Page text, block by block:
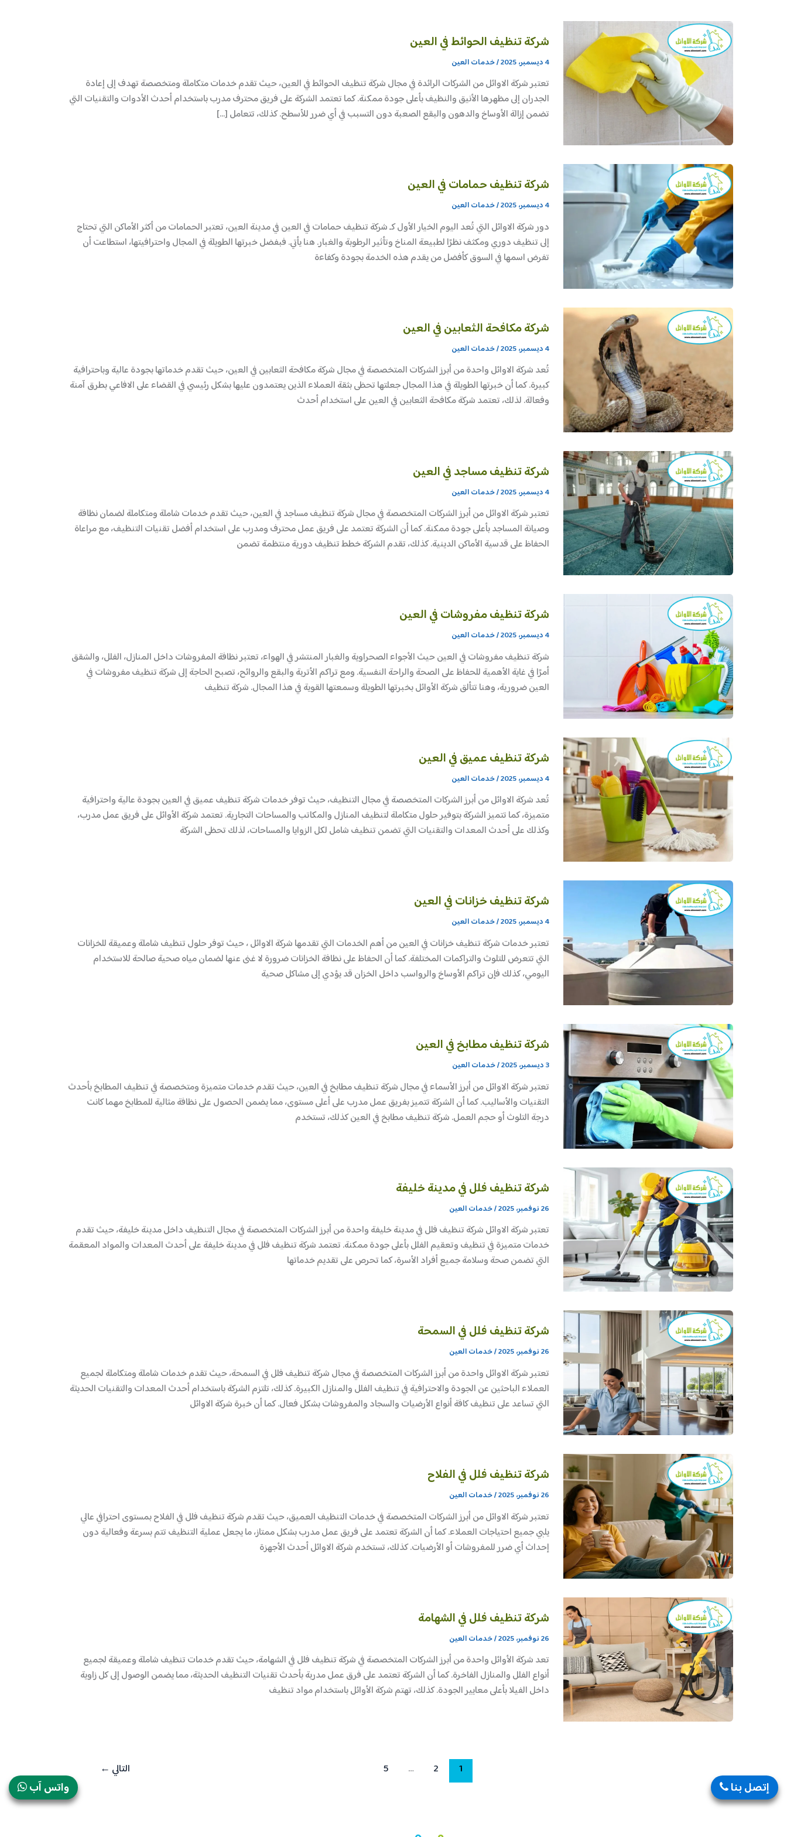
شركة تنظيف الحوائط في العين
4 ديسمبر، 2025 /خدمات العين
تعتبر شركة الاوائل من الشركات الرائدة في مجال شركة تنظيف الحوائط في العين، حيث تقدم خدمات متكاملة ومتخصصة تهدف إلى إعادة
الجدران إلى مظهرها الأنيق والنظيف بأعلى جودة ممكنة. كما تعتمد الشركة على فريق محترف مدرب باستخدام أحدث الأدوات والتقنيات التي
تضمن إزالة الأوساخ والدهون والبقع الصعبة دون التسبب في أي ضرر للأسطح. كذلك، تتعامل […]
شركة تنظيف حمامات في العين
4 ديسمبر، 2025 /خدمات العين
دور شركة الاوائل التي تُعد اليوم الخيار الأول كـ شركة تنظيف حمامات في العين في مدينة العين، تعتبر الحمامات من أكثر الأماكن التي تحتاج
إلى تنظيف دوري ومكثف نظرًا لطبيعة المناخ وتأثير الرطوبة والغبار. هنا يأتي. فبفضل خبرتها الطويلة في المجال واحترافيتها، استطاعت أن
تفرض اسمها في السوق كأفضل من يقدم هذه الخدمة بجودة وكفاءة
شركة مكافحة الثعابين في العين
4 ديسمبر، 2025 /خدمات العين
تُعد شركة الاوائل واحدة من أبرز الشركات المتخصصة في مجال شركة مكافحة الثعابين في العين، حيث تقدم خدماتها بجودة عالية وباحترافية
كبيرة. كما أن خبرتها الطويلة في هذا المجال جعلتها تحظى بثقة العملاء الذين يعتمدون عليها بشكل رئيسي في القضاء على الافاعي بطرق آمنة
وفعالة. لذلك، تعتمد شركة مكافحة الثعابين في العين على استخدام أحدث
شركة تنظيف مساجد في العين
4 ديسمبر، 2025 /خدمات العين
تعتبر شركة الاوائل من أبرز الشركات المتخصصة في مجال شركة تنظيف مساجد في العين، حيث تقدم خدمات شاملة ومتكاملة لضمان نظافة
وصيانة المساجد بأعلى جودة ممكنة. كما أن الشركة تعتمد على فريق عمل محترف ومدرب على استخدام أفضل تقنيات التنظيف، مع مراعاة
الحفاظ على قدسية الأماكن الدينية. كذلك، تقدم الشركة خطط تنظيف دورية منتظمة تضمن
شركة تنظيف مفروشات في العين
4 ديسمبر، 2025 /خدمات العين
شركة تنظيف مفروشات في العين حيث الأجواء الصحراوية والغبار المنتشر في الهواء، تعتبر نظافة المفروشات داخل المنازل، الفلل، والشقق
أمرًا في غاية الأهمية للحفاظ على الصحة والراحة النفسية. ومع تراكم الأتربة والبقع والروائح، تصبح الحاجة إلى شركة تنظيف مفروشات في
العين ضرورية، وهنا تتألق شركة الأوائل بخبرتها الطويلة وسمعتها القوية في هذا المجال. شركة تنظيف
شركة تنظيف عميق في العين
4 ديسمبر، 2025 /خدمات العين
تُعد شركة الاوائل من أبرز الشركات المتخصصة في مجال التنظيف، حيث توفر خدمات شركة تنظيف عميق في العين بجودة عالية واحترافية
متميزة، كما تتميز الشركة بتوفير حلول متكاملة لتنظيف المنازل والمكاتب والمساحات التجارية. تعتمد شركة الأوائل على فريق عمل مدرب،
وكذلك على أحدث المعدات والتقنيات التي تضمن تنظيف شامل لكل الزوايا والمساحات، لذلك تحظى الشركة
شركة تنظيف خزانات في العين
4 ديسمبر، 2025 /خدمات العين
تعتبر خدمات شركة تنظيف خزانات في العين من أهم الخدمات التي تقدمها شركة الاوائل ، حيث توفر حلول تنظيف شاملة وعميقة للخزانات
التي تتعرض للتلوث والتراكمات المختلفة. كما أن الحفاظ على نظافة الخزانات ضرورة لا غنى عنها لضمان مياه صحية صالحة للاستخدام
اليومي، كذلك فإن تراكم الأوساخ والرواسب داخل الخزان قد يؤدي إلى مشاكل صحية
شركة تنظيف مطابخ في العين
3 ديسمبر، 2025 /خدمات العين
تعتبر شركة الاوائل من أبرز الأسماء في مجال شركة تنظيف مطابخ في العين، حيث تقدم خدمات متميزة ومتخصصة في تنظيف المطابخ بأحدث
التقنيات والأساليب. كما أن الشركة تتميز بفريق عمل مدرب على أعلى مستوى، مما يضمن الحصول على نظافة مثالية للمطابخ مهما كانت
درجة التلوث أو حجم العمل. شركة تنظيف مطابخ في العين كذلك، تستخدم
شركة تنظيف فلل في مدينة خليفة
26 نوفمبر، 2025 /خدمات العين
تعتبر شركة الاوائل شركة تنظيف فلل في مدينة خليفة واحدة من أبرز الشركات المتخصصة في مجال التنظيف داخل مدينة خليفة، حيث تقدم
خدمات متميزة في تنظيف وتعقيم الفلل بأعلى جودة ممكنة. تعتمد شركة تنظيف فلل في مدينة خليفة على أحدث المعدات والمواد المعقمة
التي تضمن صحة وسلامة جميع أفراد الأسرة، كما تحرص على تقديم خدماتها
شركة تنظيف فلل في السمحة
26 نوفمبر، 2025 /خدمات العين
تعتبر شركة الاوائل واحدة من أبرز الشركات المتخصصة في مجال شركة تنظيف فلل في السمحة، حيث تقدم خدمات شاملة ومتكاملة لجميع
العملاء الباحثين عن الجودة والاحترافية في تنظيف الفلل والمنازل الكبيرة. كذلك، تلتزم الشركة باستخدام أحدث المعدات والتقنيات الحديثة
التي تساعد على تنظيف كافة أنواع الأرضيات والسجاد والمفروشات بشكل فعال. كما أن خبرة شركة الاوائل
شركة تنظيف فلل في الفلاح
26 نوفمبر، 2025 /خدمات العين
تعتبر شركة الاوائل من أبرز الشركات المتخصصة في خدمات التنظيف العميق، حيث تقدم شركة تنظيف فلل في الفلاح بمستوى احترافي عالي
يلبي جميع احتياجات العملاء. كما أن الشركة تعتمد على فريق عمل مدرب بشكل ممتاز، ما يجعل عملية التنظيف تتم بسرعة وفعالية دون
إحداث أي ضرر للمفروشات أو الأرضيات. كذلك، تستخدم شركة الاوائل أحدث الأجهزة
شركة تنظيف فلل في الشهامة
26 نوفمبر، 2025 /خدمات العين
تعد شركة الأوائل واحدة من أبرز الشركات المتخصصة في شركة تنظيف فلل في الشهامة، حيث تقدم خدمات تنظيف شاملة وعميقة لجميع
أنواع الفلل والمنازل الفاخرة. كما أن الشركة تعتمد على فرق عمل مدربة بأحدث تقنيات التنظيف الحديثة، مما يضمن الوصول إلى كل زاوية
داخل الفيلا بأعلى معايير الجودة. كذلك، تهتم شركة الأوائل باستخدام مواد تنظيف
1
2
…
5 التالي ←
واتس آب إتصل بنا